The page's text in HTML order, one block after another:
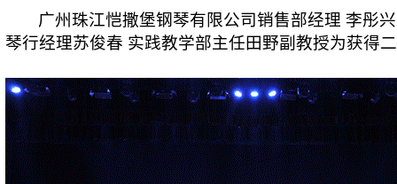
广州珠江恺撒堡钢琴有限公司销售部经理 李彤
琴行经理苏俊春 实践教学部主任田野副教授为获得